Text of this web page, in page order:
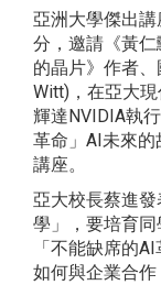
亞洲大學傑出
分，邀請《黃
的晶片》作者
Witt)，在亞大
輝達NVIDIA執
革命」AI未來
講座。
亞大校長蔡進
學」，要培育
「不能缺席的
如何與企業合